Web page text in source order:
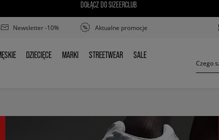
DOŁĄCZ DO SIZEERCLUB
Newsletter -10% Aktualne promocje
DZIECIĘCE
DZIECIĘCE MARKI
MARKI STREETWEAR
STREETWEAR SALE
SALE